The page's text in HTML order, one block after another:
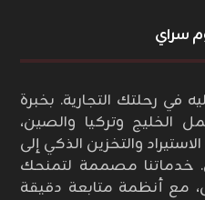
سراي
رحلتك التجارية. بخبرة
الخليج وتركيا والصين،
والتخزين الذكي إلى
خدماتنا مصممة لتمنحك
مع أنظمة متابعة دقيقة